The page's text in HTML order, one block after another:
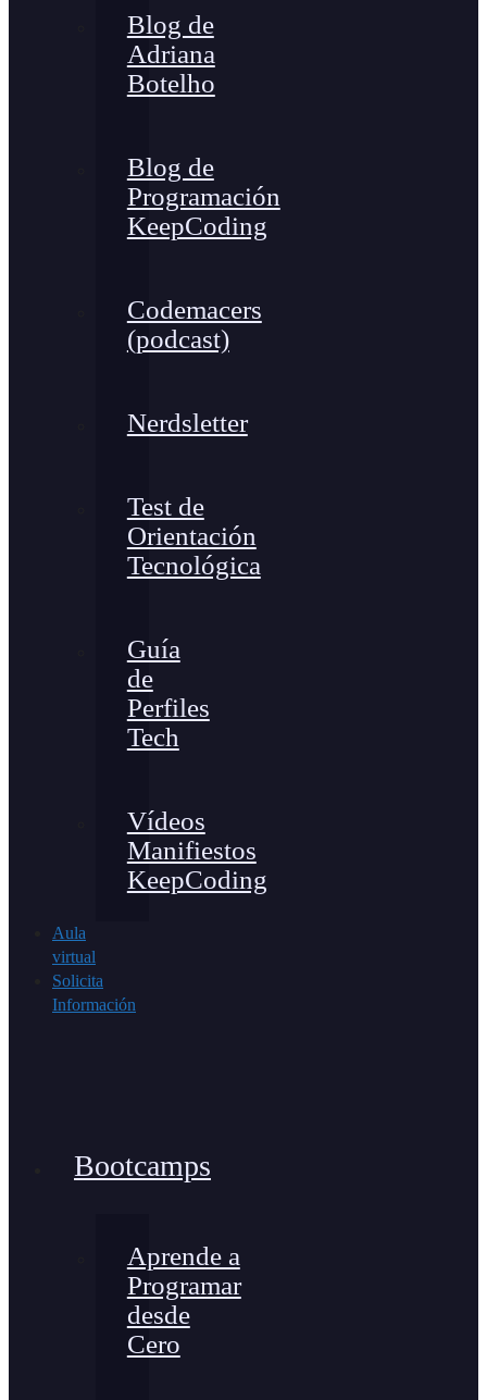
Blog de
Adriana
Botelho
Blog de
Programación
KeepCoding
Codemacers
(podcast)
Nerdsletter
Test de
Orientación
Tecnológica
Guía
de
Perfiles
Tech
Vídeos
Manifiestos
KeepCoding
Aula
virtual
Solicita
Información
Bootcamps
Aprende a
Programar
desde
Cero